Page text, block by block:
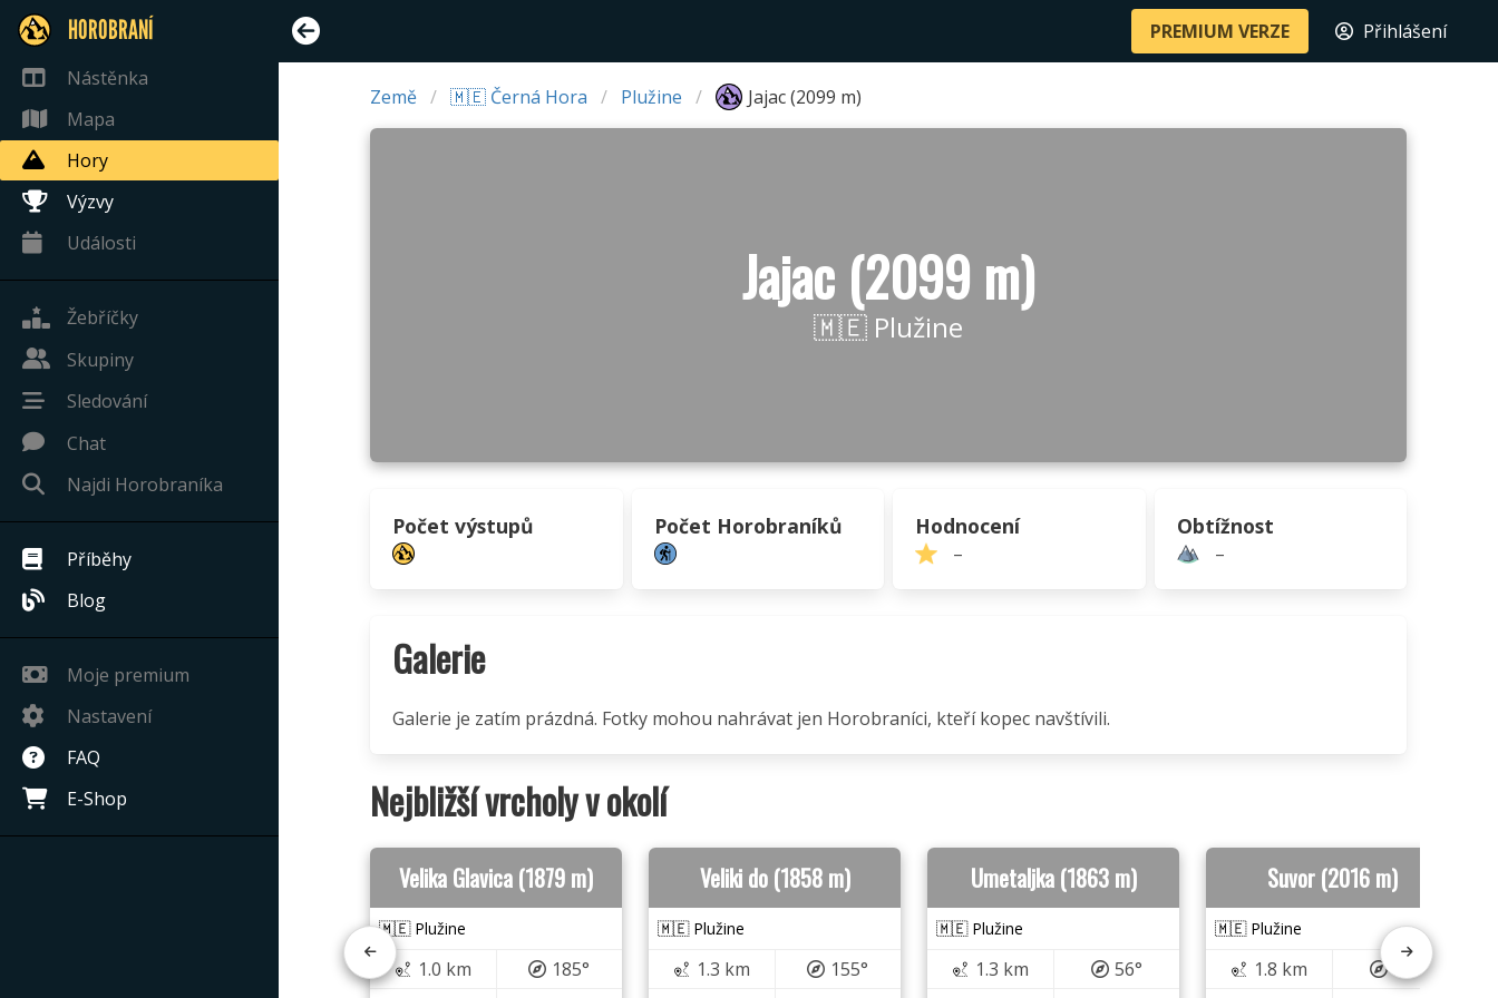
HOROBRANÍ
Nástěnka
Mapa
Hory
Výzvy
Události
Žebříčky
Skupiny
Sledování
Chat
Najdi Horobraníka
Příběhy
Blog
Moje premium
Nastavení
FAQ
E-Shop
PREMIUM VERZE Přihlášení
Země 🇲🇪 Černá Hora Plužine Jajac (2099 m)
Jajac (2099 m)
🇲🇪 Plužine
Počet výstupů Počet Horobraníků Hodnocení
–
Obtížnost
–
Galerie
Galerie je zatím prázdná. Fotky mohou nahrávat jen Horobraníci, kteří kopec navštívili.
Nejbližší vrcholy v okolí
Velika Glavica (1879 m)
🇲🇪 Plužine
1.0 km
185°
Veliki do (1858 m)
🇲🇪 Plužine
1.3 km
155°
Umetaljka (1863 m)
🇲🇪 Plužine
1.3 km
56°
Suvor (2016 m)
🇲🇪 Plužine
1.8 km
37°